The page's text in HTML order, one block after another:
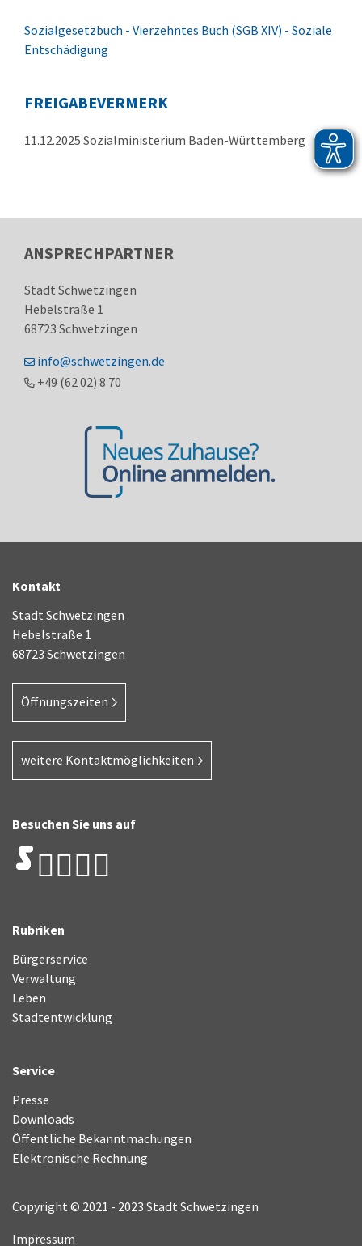
Sozialgesetzbuch - Vierzehntes Buch (SGB XIV) - Soziale
Entschädigung
FREIGABEVERMERK
11.12.2025 Sozialministerium Baden-Württemberg
ANSPRECHPARTNER
Stadt Schwetzingen
Hebelstraße 1
68723 Schwetzingen
info@schwetzingen.de
+49 (6202) 8 70
Kontakt
Stadt Schwetzingen
Hebelstraße 1
68723 Schwetzingen
Öffnungszeiten
weitere Kontaktmöglichkeiten
Besuchen Sie uns auf
Rubriken
Bürgerservice
Verwaltung
Leben
Stadtentwicklung
Service
Presse
Downloads
Öffentliche Bekanntmachungen
Elektronische Rechnung
Copyright © 2021 - 2023 Stadt Schwetzingen
Impressum